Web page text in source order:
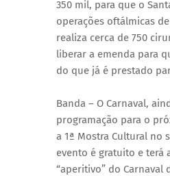
350 mil, para que o
operações oftálmicas
realiza cerca de 750
liberar a emenda para
do que já é prestado
Banda – O Carnaval,
programação para o
a 1ª Mostra Cultural no
evento é gratuito e terá
“aperitivo” do Carnaval